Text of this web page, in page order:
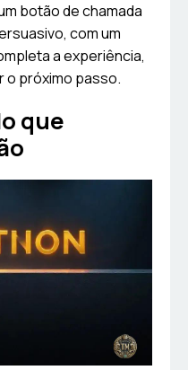
botão de chamada
com um
a experiência,
o próximo passo.
que